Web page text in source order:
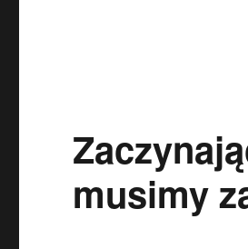
musimy